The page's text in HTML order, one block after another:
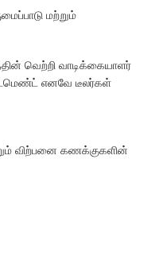
மற்றும்
வெற்றி வாடிக்கையாளர்
எனவே டீலர்கள்
விற்பனை கணக்குகளின்